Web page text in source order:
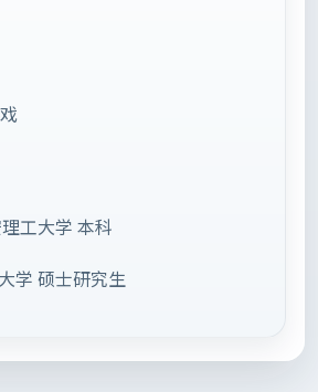
工大学 本科
学 硕士研究生